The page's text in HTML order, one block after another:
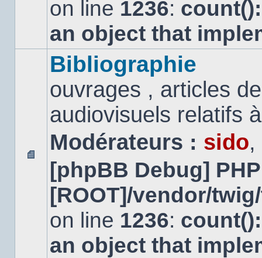
on line 1236:
an object that
Aucun
message
non
Bibliographie
ouvrages , articles
audiovisuels relatifs
Modérateurs : sido,
[phpBB Debug]
[ROOT]/vendor/
on line 1236:
an object that